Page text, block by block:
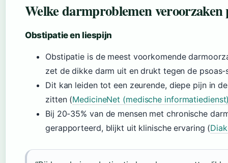
Welke darmproblemen veroorzaken
Obstipatie en liespijn
Obstipatie is de meest voorkomende
zet de dikke darm uit en drukt tegen de psoas-
Dit kan leiden tot een zeurende, diepe pijn in
zitten (MedicineNet (medische
Bij 20-35% van de mensen met chronische
gerapporteerd, blijkt uit klinische ervaring (